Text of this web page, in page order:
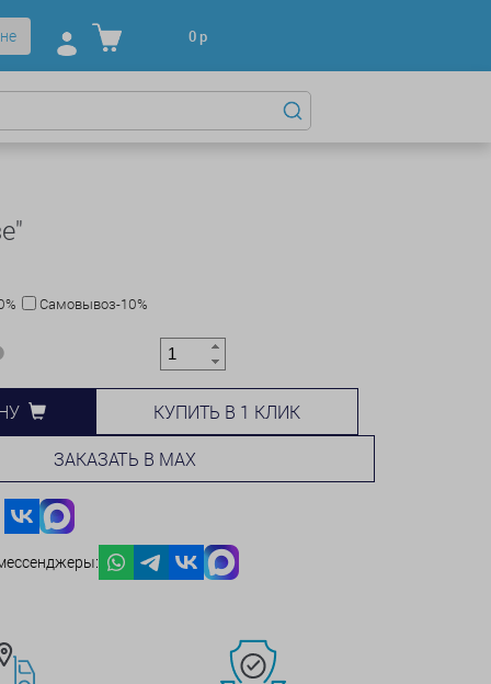
0р
Самовывоз-10%
КУПИТЬ В 1 КЛИК
ЗАКАЗАТЬ В MAX